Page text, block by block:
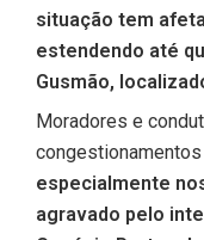
situação tem
estendendo até
Gusmão,
Moradores e
especialmente
agravado pelo